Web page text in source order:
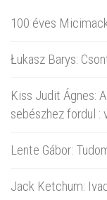
100 éves
Łukasz Barys:
Kiss Judit Ágnes:
sebészhez fordul :
Lente Gábor:
Jack Ketchum: